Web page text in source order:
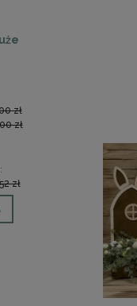
zł
zł
zł